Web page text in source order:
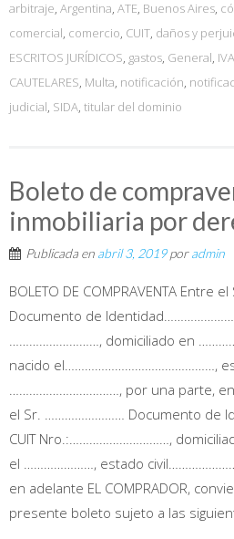
arbitraje, Argentina, ATE, Buenos Aires,
comercial, comercio, CUIT, daños y
ESCRITOS JURÍDICOS, gastos, General, IVA
CAUTELARES, Multa, notificación,
judicial, SIDA, titular del dominio
Boleto de
inmobiliaria por
Publicada en abril 3, 2019poradmin
BOLETO DE COMPRAVENTA
Documento de
………………………, domiciliado en
nacido el………………………………………,
……………………………, por una parte, en
el Sr. …………………… Documento de
CUIT Nro.:…………………………,
el …………………, estado
en adelante EL COMPRADOR,
presente boleto sujeto a las